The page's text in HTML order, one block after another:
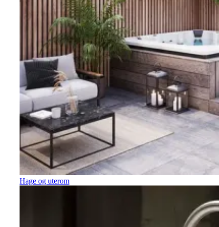
Hage og uterom